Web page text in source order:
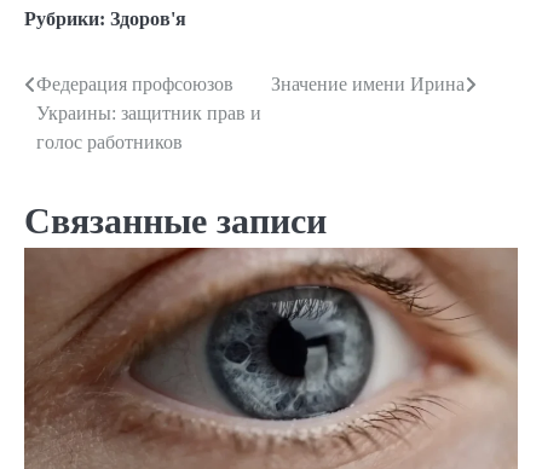
Рубрики: Здоров'я
Навигация
по
Федерация профсоюзов
Украины: защитник прав и
голос работников
Значение имени Ирина
Связанные записи